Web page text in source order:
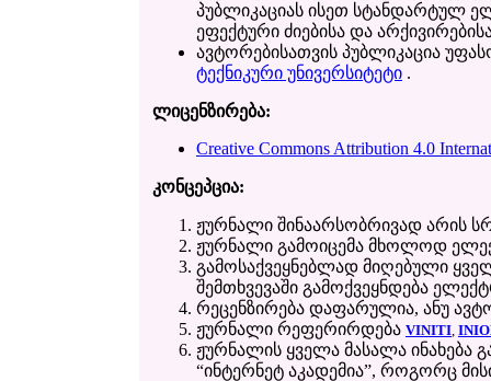
პუბლიკაციას ისეთ სტანდარტულ
ეფექტური ძიებისა და
ავტორებისათვის პუბლიკაცია
ტექნიკური უნივერსიტეტი .
ლიცენზირება:
Creative Commons Attribution 4.0
კონცეპცია:
ჟურნალი შინაარსობრივად არის
ჟურნალი გამოიცემა მხოლოდ
გამოსაქვეყნებლად მიღებული
შემთხვევაში გამოქვეყნდება
რეცენზირება დაფარულია, ანუ
ჟურნალი რეფერირდება VINITI,
ჟურნალის ყველა მასალა ინახება
“ინტერნეტ აკადემია”, როგორც